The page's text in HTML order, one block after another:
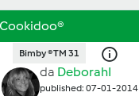
Bimby ® TM 31
da DeborahI
published: 07-01-2014